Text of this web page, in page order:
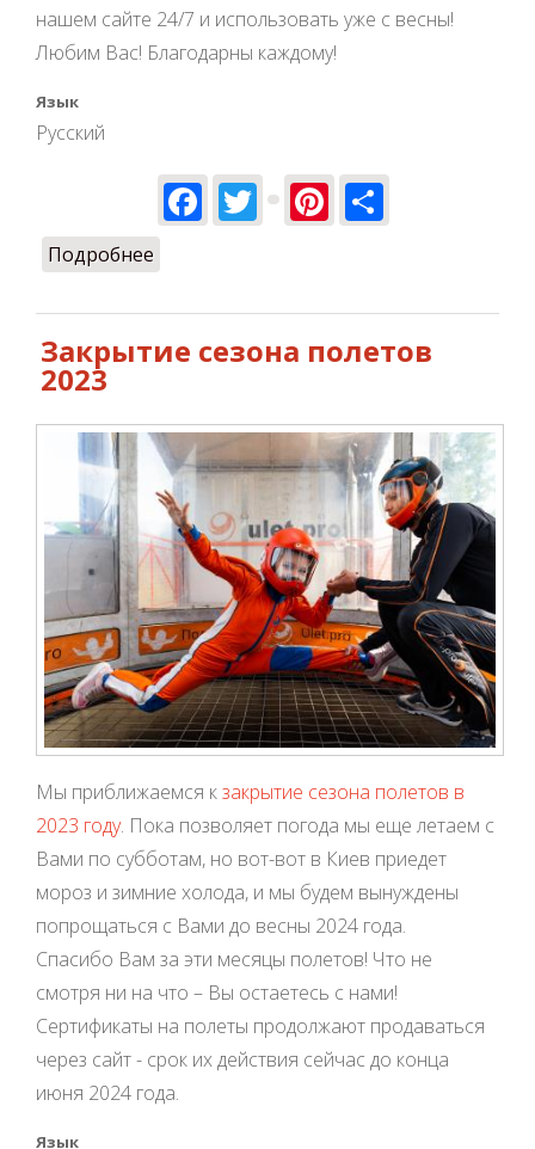
нашем сайте 24/7 и использовать уже с весны!
Любим Вас! Благодарны каждому!
Язык
Русский
Facebook
TwitterPinterest
Подробнее
Закрытие сезона полетов
2023
Мы приближаемся кзакрытие сезона полетов в
2023 году. Пока позволяет погода мы еще летаем с
Вами по субботам, но вот-вот в Киев приедет
мороз и зимние холода, и мы будем вынуждены
попрощаться с Вами до весны 2024 года.
Спасибо Вам за эти месяцы полетов! Что не
смотря ни на что – Вы остаетесь с нами!
Сертификаты на полеты продолжают продаваться
через сайт - срок их действия сейчас до конца
июня 2024 года.
Язык